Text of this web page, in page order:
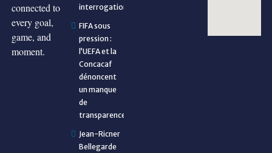
connected to
every goal,
game, and
moment.
interrogations
FIFA sous
pression :
l’UEFA et la
Concacaf
dénoncent
un manque
de
transparence
Jean-Ricner
Bellegarde